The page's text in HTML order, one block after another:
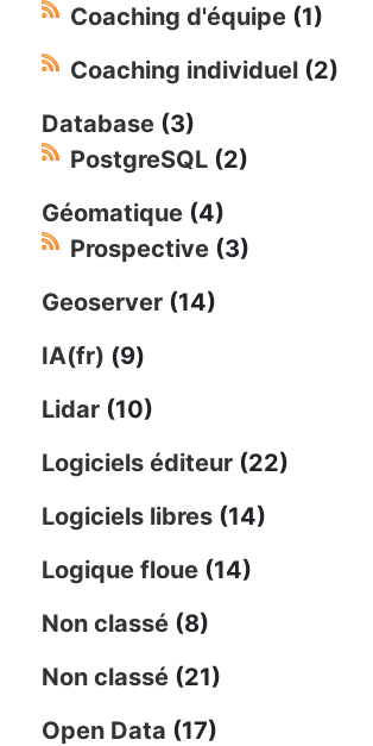
Coaching d'équipe (1)
Coaching individuel (2)
Database (3)
PostgreSQL (2)
Géomatique (4)
Prospective (3)
Geoserver (14)
IA(fr) (9)
Lidar (10)
Logiciels éditeur (22)
Logiciels libres (14)
Logique floue (14)
Non classé (8)
Non classé (21)
Open Data (17)